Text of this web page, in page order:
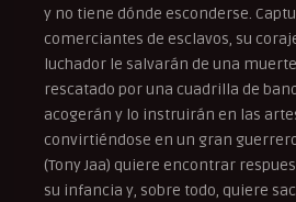
y no tiene dónde esconderse.
comerciantes de esclavos, su
luchador le salvarán de una
rescatado por una cuadrilla de
acogerán y lo instruirán en las
convirtiéndose en un gran
(Tony Jaa) quiere encontrar
su infancia y, sobre todo, quiere